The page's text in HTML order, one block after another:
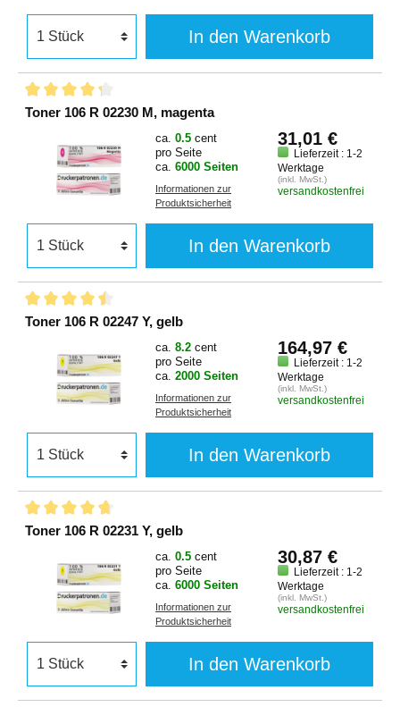
In den Warenkorb
Toner 106 R 02230 M, magenta
ca. 0.5 cent
pro Seite
ca. 6000 Seiten
Informationen zur
Produktsicherheit
31,01 €
Lieferzeit : 1-2
Werktage
(inkl. MwSt.)
versandkostenfrei
In den Warenkorb
Toner 106 R 02247 Y, gelb
ca. 8.2 cent
pro Seite
ca. 2000 Seiten
Informationen zur
Produktsicherheit
164,97 €
Lieferzeit : 1-2
Werktage
(inkl. MwSt.)
versandkostenfrei
In den Warenkorb
Toner 106 R 02231 Y, gelb
ca. 0.5 cent
pro Seite
ca. 6000 Seiten
Informationen zur
Produktsicherheit
30,87 €
Lieferzeit : 1-2
Werktage
(inkl. MwSt.)
versandkostenfrei
In den Warenkorb